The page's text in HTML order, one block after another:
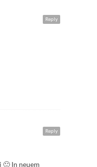
Reply
Reply
In neuem